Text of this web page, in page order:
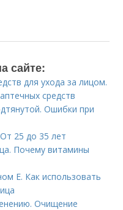
сайте:
для ухода за лицом.
средств
Ошибки при
25 до 35 лет
Почему витамины
Е. Как использовать
Очищение